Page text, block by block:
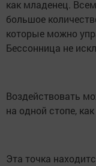
как младенец.
большое
которые можно
Бессонница не
Воздействовать
на одной стопе,
Эта точка